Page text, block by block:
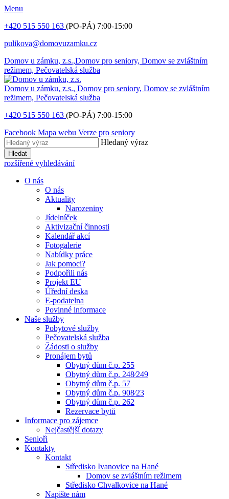
Menu
+420 515 550 163 (PO-PÁ) 7:00-15:00
pulikova@domovuzamku.cz
Domov u zámku, z.s.,Domov pro seniory, Domov se zvláštním
režimem, Pečovatelská služba
Domov u zámku, z.s., Domov pro seniory, Domov se zvláštním
režimem, Pečovatelská služba
+420 515 550 163 (PO-PÁ) 7:00-15:00
Facebook Mapa webu Verze pro seniory
Hledaný výraz
Hledat
rozšířené vyhledávání
O nás
O nás
Aktuality
Narozeniny
Jídelníček
Aktivizační činnosti
Kalendář akcí
Fotogalerie
Nabídky práce
Jak pomoci?
Podpořili nás
Projekt EU
Úřední deska
E-podatelna
Povinné informace
Naše služby
Pobytové služby
Pečovatelská služba
Žádosti o služby
Pronájem bytů
Obytný dům č.p. 255
Obytný dům č.p. 248⁄249
Obytný dům č.p. 57
Obytný dům č.p. 908⁄23
Obytný dům č.p. 262
Rezervace bytů
Informace pro zájemce
Nejčastější dotazy
Senioři
Kontakty
Kontakt
Středisko Ivanovice na Hané
Domov se zvláštním režimem
Středisko Chvalkovice na Hané
Napište nám